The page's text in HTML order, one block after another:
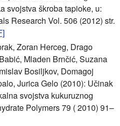
svojstva škroba tapioke, u:
Research Vol. 506 (2012) str.
Zoran Herceg, Drago
Mladen Brnčić, Suzana
Bosiljkov, Domagoj
Jurica Gelo (2010): Učinak
svojstva kukuruznog
Polymers 79 ( 2010) 91–